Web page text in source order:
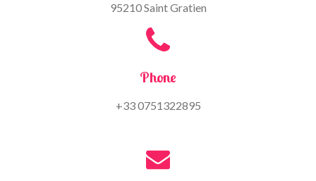
95210 Saint Gratien
Phone
+33 0751322895